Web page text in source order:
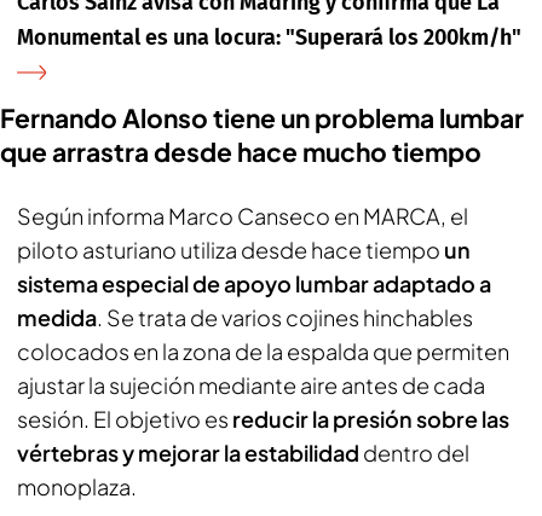
Monumental es una locura: "Superará los 200km/h"
Fernando Alonso tiene un problema lumbar
que arrastra desde hace mucho tiempo
Según informa Marco Canseco en MARCA, el
piloto asturiano utiliza desde hace tiempo un
sistema especial de apoyo lumbar adaptado a
medida. Se trata de varios cojines hinchables
colocados en la zona de la espalda que permiten
ajustar la sujeción mediante aire antes de cada
sesión. El objetivo es reducir la presión sobre las
vértebras y mejorar la estabilidad dentro del
monoplaza.